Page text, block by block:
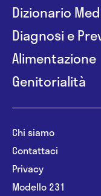
Dizionario
Diagnosi e
Alimentazione
Genitorialità
Chi siamo
Contattaci
Privacy
Modello 231